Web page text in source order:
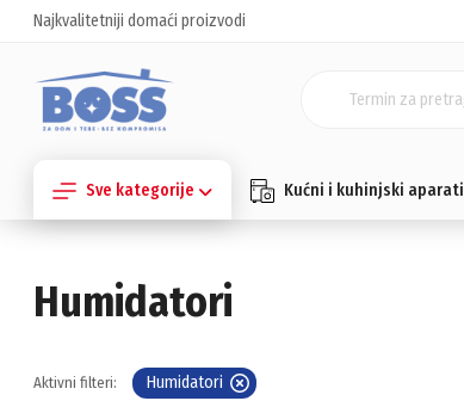
Najkvalitetniji domaći proizvodi
Sve kategorije Kućni i kuhinjski aparati
Humidatori
Aktivni filteri: Humidatori